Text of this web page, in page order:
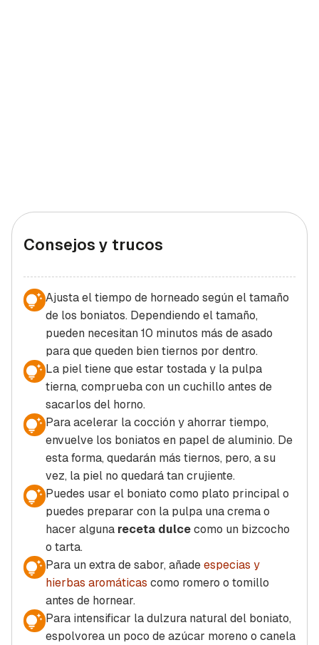
Consejos y trucos
Ajusta el tiempo de horneado según el tamaño
de los boniatos. Dependiendo el tamaño,
pueden necesitan 10 minutos más de asado
para que queden bien tiernos por dentro.
La piel tiene que estar tostada y la pulpa
tierna, comprueba con un cuchillo antes de
sacarlos del horno.
Para acelerar la cocción y ahorrar tiempo,
envuelve los boniatos en papel de aluminio. De
esta forma, quedarán más tiernos, pero, a su
vez, la piel no quedará tan crujiente.
Puedes usar el boniato como plato principal o
puedes preparar con la pulpa una crema o
hacer alguna receta dulcecomo un bizcocho
o tarta.
Para un extra de sabor, añadeespecias y
hierbas aromáticas como romero o tomillo
antes de hornear.
Para intensificar la dulzura natural del boniato,
espolvorea un poco de azúcar moreno o canela